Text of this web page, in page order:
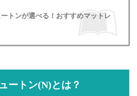
トンが選べる！おすすめマットレ
ートン(N)とは？